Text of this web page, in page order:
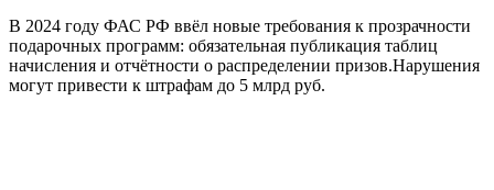
В 2024 году ФАС РФ ввёл новые требования к прозрачности
подарочных программ: обязательная публикация таблиц
начисления и отчётности о распределении призов.Нарушения
могут привести к штрафам до 5 млрд руб.